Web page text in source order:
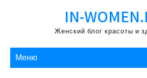
IN-
Женский блог красоты и
Меню